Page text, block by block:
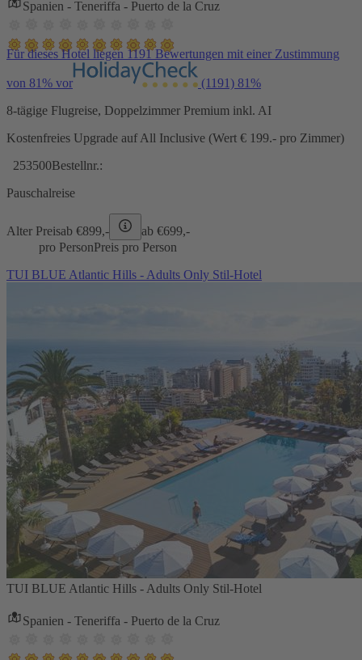
Spanien - Teneriffa - Puerto de la Cruz
Für dieses Hotel liegen 1191 Bewertungen mit einer Zustimmung
von 81% vor (1191) 81%
8-tägige Flugreise, Doppelzimmer Premium inkl. AI
Kostenfreies Upgrade auf All Inclusive (Wert € 199.- pro Zimmer)
253500Bestellnr.:
Pauschalreise
Alter Preisab €899,- ab €699,-
pro PersonPreis pro Person
TUI BLUE Atlantic Hills - Adults Only Stil-Hotel
TUI BLUE Atlantic Hills - Adults Only Stil-Hotel
Spanien - Teneriffa - Puerto de la Cruz